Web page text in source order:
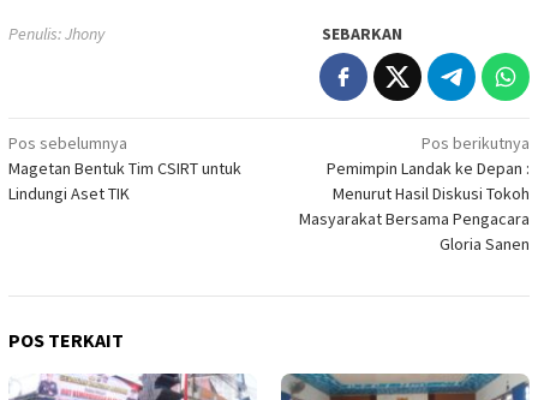
Penulis: Jhony SEBARKAN
Navigasi
pos
Pos sebelumnya
Magetan Bentuk Tim CSIRT untuk
Lindungi Aset TIK
Pos berikutnya
Pemimpin Landak ke Depan :
Menurut Hasil Diskusi Tokoh
Masyarakat Bersama Pengacara
Gloria Sanen
POS TERKAIT